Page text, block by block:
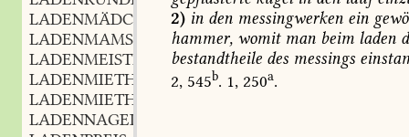
LADENMÄDCHEN
,n.
LADENMAMSELL
f.
LADENMEISTER
m.
LADENMIETHE
LADENMIETHER
LADENNAGEL
2) in den messingwerken ein
hammer, womitman beim laden
bestandtheile des messings
2, 545b. 1, 250a.